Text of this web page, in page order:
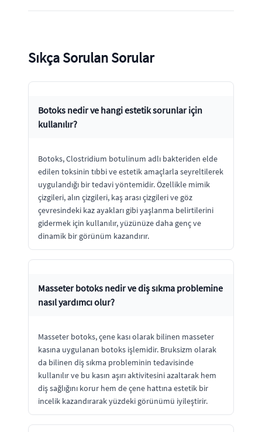
Sıkça Sorulan Sorular
Botoks nedir ve hangi estetik sorunlar için
kullanılır?
Botoks, Clostridium botulinum adlı bakteriden elde
edilen toksinin tıbbi ve estetik amaçlarla seyreltilerek
uygulandığı bir tedavi yöntemidir. Özellikle mimik
çizgileri, alın çizgileri, kaş arası çizgileri ve göz
çevresindeki kaz ayakları gibi yaşlanma belirtilerini
gidermek için kullanılır, yüzünüze daha genç ve
dinamik bir görünüm kazandırır.
Masseter botoks nedir ve diş sıkma problemine
nasıl yardımcı olur?
Masseter botoks, çene kası olarak bilinen masseter
kasına uygulanan botoks işlemidir. Bruksizm olarak
da bilinen diş sıkma probleminin tedavisinde
kullanılır ve bu kasın aşırı aktivitesini azaltarak hem
diş sağlığını korur hem de çene hattına estetik bir
incelik kazandırarak yüzdeki görünümü iyileştirir.